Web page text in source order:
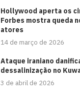
Hollywood aperta os
Forbes mostra queda
atores
14 de março de 2026
Ataque iraniano
dessalinização no
3 de abril de 2026